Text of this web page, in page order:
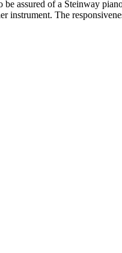
assured of a Steinway
instrument. The